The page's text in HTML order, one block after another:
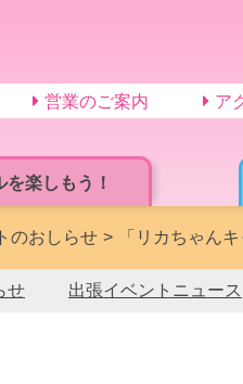
楽しもう！
営業のご案内 ア
のおしらせ 「リカちゃん
せ 出張イベントニュース